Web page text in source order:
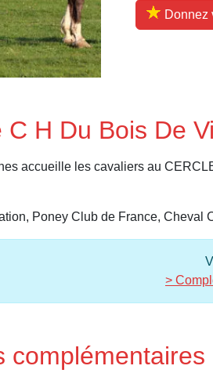
Donnez
H Du Bois De
accueille les cavaliers au
Poney Club de France, Cheval
>
complémentaires